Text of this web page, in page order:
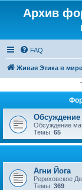
Архив
FAQ
Живая Этика в мире
Обсуждение
Обсуждение
Темы: 65
Агни Йога
Рериховское
Темы: 369